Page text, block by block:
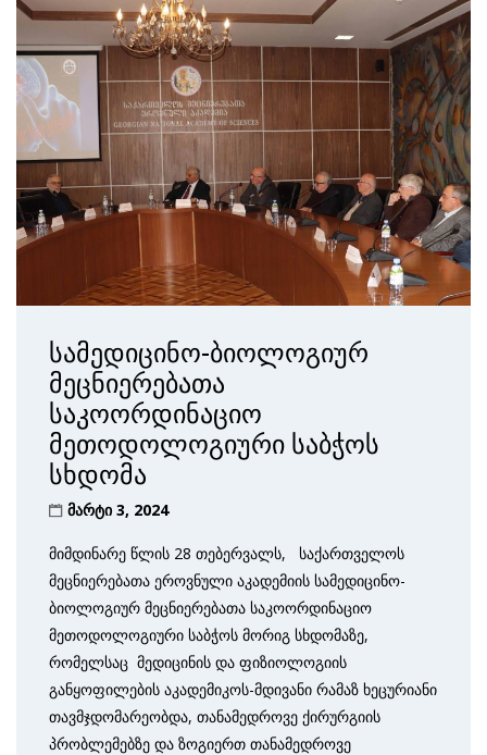
სამედიცინო-ბიოლოგიურ
მეცნიერებათა
საკოორდინაციო
მეთოდოლოგიური საბჭოს
სხდომა
მარტი 3, 2024
მიმდინარე წლის 28 თებერვალს, საქართველოს
მეცნიერებათა ეროვნული აკადემიის სამედიცინო-
ბიოლოგიურ მეცნიერებათა საკოორდინაციო
მეთოდოლოგიური საბჭოს მორიგ სხდომაზე,
რომელსაც მედიცინის და ფიზიოლოგიის
განყოფილების აკადემიკოს-მდივანი რამაზ ხეცურიანი
თავმჯდომარეობდა, თანამედროვე ქირურგიის
პრობლემებზე და ზოგიერთ თანამედროვე